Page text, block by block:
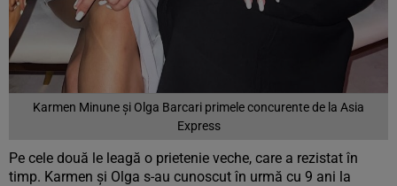
Karmen Minune şi Olga Barcari primele concurente de la Asia
Express
Pe cele două le leagă o prietenie veche, care a rezistat în
timp. Karmen şi Olga s-au cunoscut în urmă cu 9 ani la